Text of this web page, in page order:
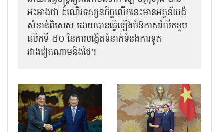
អះអាងថា ដំណើរទស្សនកិច្ចលើកនេះមានអត្ថន័យដ៏
សំខាន់ពិសេស ដោយបានធ្វើឡើងចំឱកាសរំលឹកខួប
លើកទី ៥០ នៃការបង្កើតទំនាក់ទំនងការទូត
រវាងវៀតណាមនិងថៃ។